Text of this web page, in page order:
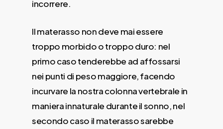
incorrere.
Il materasso non deve mai essere
troppo morbido o troppo duro: nel
primo caso tenderebbe ad affossarsi
nei punti di peso maggiore, facendo
incurvare la nostra colonna vertebrale in
maniera innaturale durante il sonno, nel
secondo caso il materasso sarebbe